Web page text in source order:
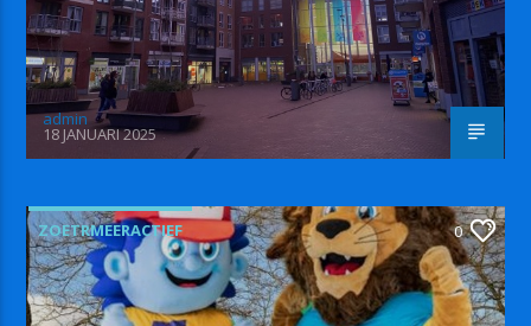
admin
18 JANUARI 2025
ZOETRMEERACTIEF 0